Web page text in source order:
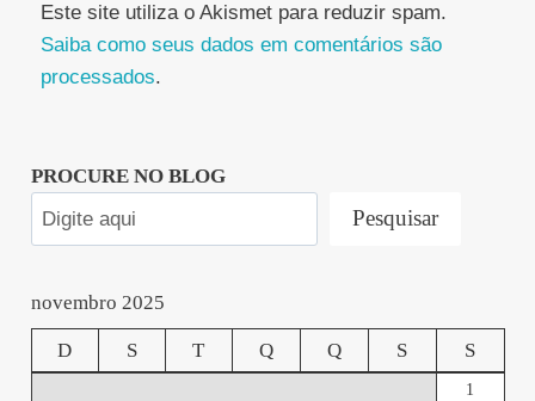
Este site utiliza o Akismet para reduzir spam.
Saiba como seus dados em comentários são
processados.
PROCURE NO BLOG
Pesquisar
novembro 2025
D S T Q Q S S
1